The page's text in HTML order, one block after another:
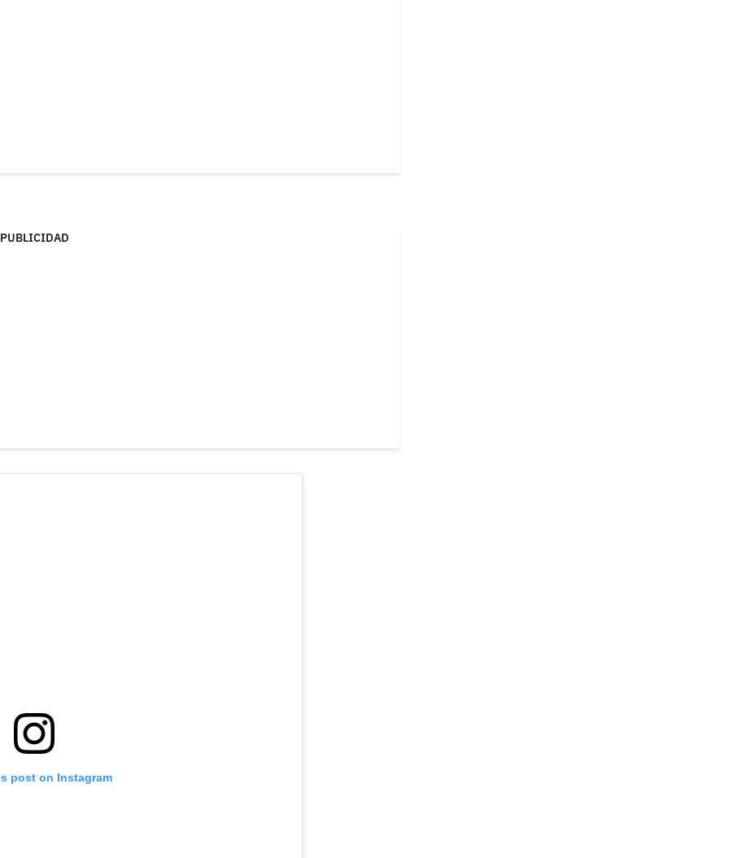
PUBLICIDAD
post on Instagram